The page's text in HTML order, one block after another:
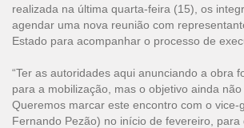
realizada na última quarta-feira (15), os
agendar uma nova reunião com
Estado para acompanhar o processo de
“Ter as autoridades aqui anunciando a obra
para a mobilização, mas o objetivo ainda não
Queremos marcar este encontro com o vice-
Fernando Pezão) no início de fevereiro, para